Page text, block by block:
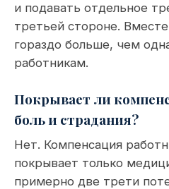
и подавать отдельное
третьей стороне.
гораздо больше, чем
работникам.
Покрывает ли
боль и страдания?
Нет. Компенсация
покрывает только
примерно две трети